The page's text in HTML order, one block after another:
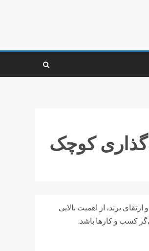
کوچک
برند، از اهمیت بالایی
کسب و کارها باشد.